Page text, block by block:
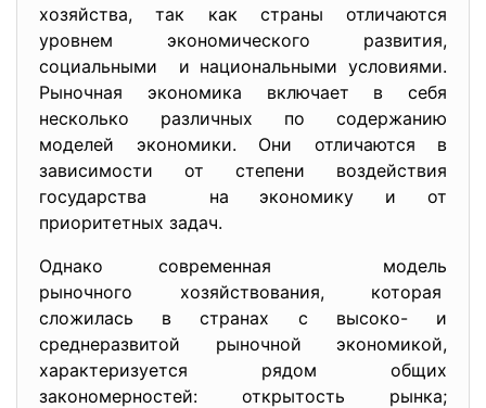
хозяйства, так как страны отличаются
уровнем экономического развития,
социальными и национальными условиями.
Рыночная экономика включает в себя
несколько различных по содержанию
моделей экономики. Они отличаются в
зависимости от степени воздействия
государства на экономику и от
приоритетных задач.
Однако современная модель
рыночного хозяйствования, которая
сложилась в странах с высоко- и
среднеразвитой рыночной экономикой,
характеризуется рядом общих
закономерностей: открытость рынка;